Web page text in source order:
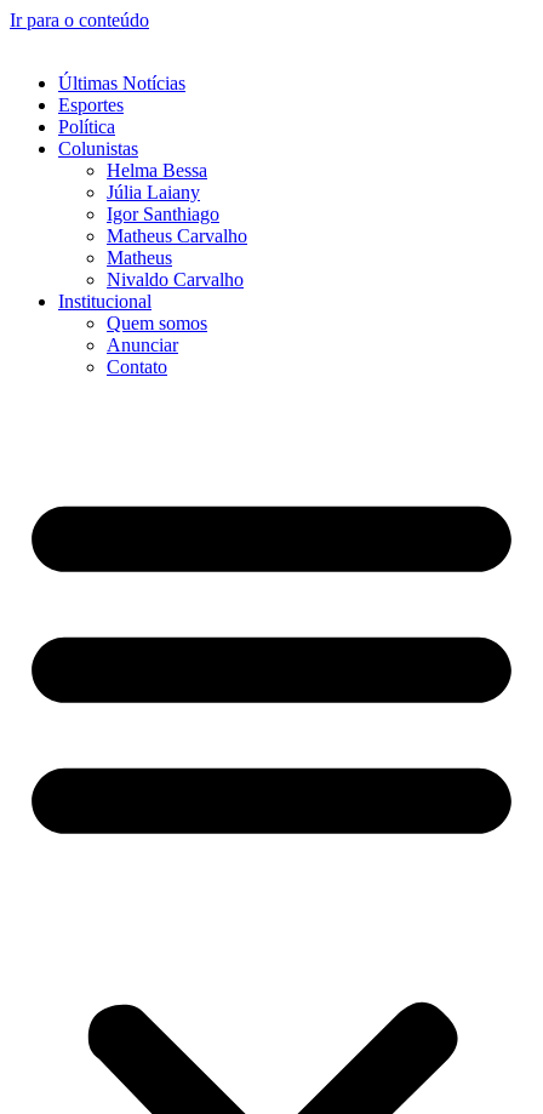
Ir para o conteúdo
Últimas Notícias
Esportes
Política
Colunistas
Helma Bessa
Júlia Laiany
Igor Santhiago
Matheus Carvalho
Matheus
Nivaldo Carvalho
Institucional
Quem somos
Anunciar
Contato